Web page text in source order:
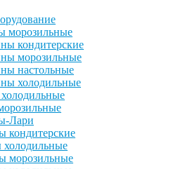
морозильные
кондитерские
морозильные
настольные
холодильные
Лари
кондитерские
морозильные